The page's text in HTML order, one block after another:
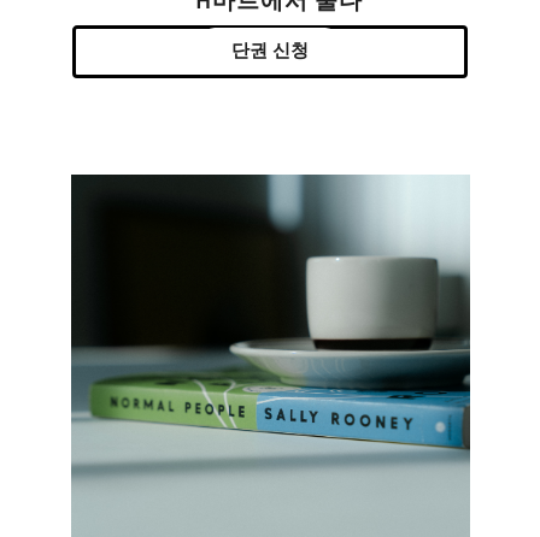
단권 신청